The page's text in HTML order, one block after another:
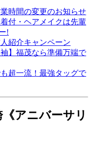
時間の変更のお知らせ
付・ヘアメイクは先輩
!
紹介キャンペーン
袖】福茂なら準備万端で
超一流！最強タッグで